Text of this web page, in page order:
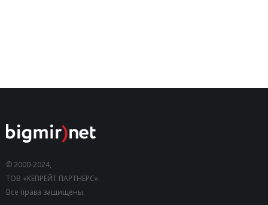
© 2000-2024,
ТОВ «КЕПРЕЙТ ПАРТНЕРС».
Все права защищены.